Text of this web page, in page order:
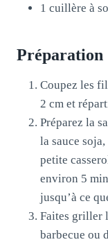
1 cuillère à
Préparation
Coupez les
2 cm et
Préparez la
la sauce
petite
environ 5
jusqu’à ce
Faites griller
barbecue ou